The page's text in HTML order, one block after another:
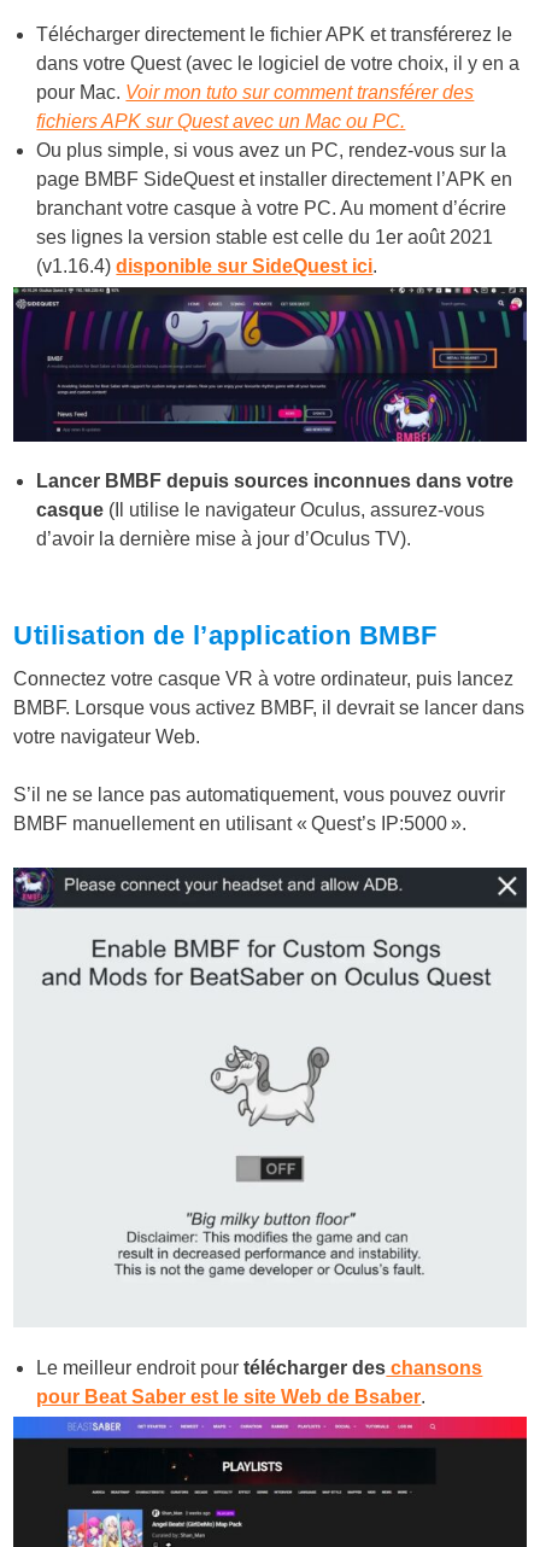
Télécharger directement le fichier APK et transférerez le
dans votre Quest (avec le logiciel de votre choix, il y en a
pour Mac. Voir mon tuto sur comment transférer des
fichiers APK sur Quest avec un Mac ou PC.
Ou plus simple, si vous avez un PC, rendez-vous sur la
page BMBF SideQuest et installer directement l’APK en
branchant votre casque à votre PC. Au moment d’écrire
ses lignes la version stable est celle du 1er août 2021
(v1.16.4)disponible sur SideQuest ici.
Lancer BMBF depuis sources inconnues dans votre
casque (Il utilise le navigateur Oculus, assurez-vous
d’avoir la dernière mise à jour d’Oculus TV).
Utilisation de l’application BMBF
Connectez votre casque VR à votre ordinateur, puis lancez
BMBF. Lorsque vous activez BMBF, il devrait se lancer dans
votre navigateur Web.
S’il ne se lance pas automatiquement, vous pouvez ouvrir
BMBF manuellement en utilisant « Quest’s IP:5000 ».
Le meilleur endroit pour télécharger des chansons
pour Beat Saber est le site Web de Bsaber.